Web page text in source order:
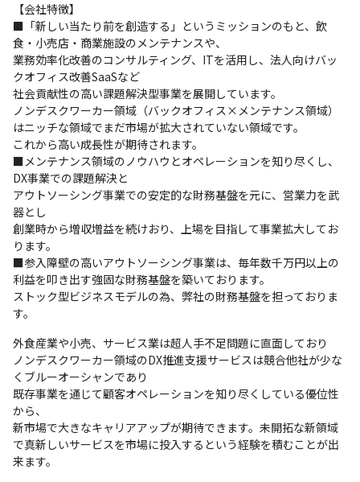
【会社特徴】
■「新しい当たり前を創造する」というミッションのもと、飲
食・小売店・商業施設のメンテナンスや、
業務効率化改善のコンサルティング、ITを活用し、法人向けバッ
クオフィス改善SaaSなど
社会貢献性の高い課題解決型事業を展開しています。
ノンデスクワーカー領域（バックオフィス×メンテナンス領域）
はニッチな領域でまだ市場が拡大されていない領域です。
これから高い成長性が期待されます。
■メンテナンス領域のノウハウとオペレーションを知り尽くし、
DX事業での課題解決と
アウトソーシング事業での安定的な財務基盤を元に、営業力を武
器とし
創業時から増収増益を続けおり、上場を目指して事業拡大してお
ります。
■参入障壁の高いアウトソーシング事業は、毎年数千万円以上の
利益を叩き出す強固な財務基盤を築いております。
ストック型ビジネスモデルの為、弊社の財務基盤を担っておりま
す。
外食産業や小売、サービス業は超人手不足問題に直面しており
ノンデスクワーカー領域のDX推進支援サービスは競合他社が少な
くブルーオーシャンであり
既存事業を通じて顧客オペレーションを知り尽くしている優位性
から、
新市場で大きなキャリアアップが期待できます。未開拓な新領域
で真新しいサービスを市場に投入するという経験を積むことが出
来ます。